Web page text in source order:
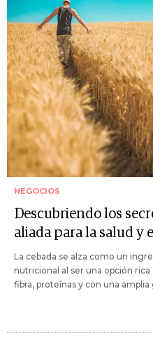
NEGOCIOS
Descubriendo los
aliada para la salud y
La cebada se alza como un
nutricional al ser una opción
fibra, proteínas y con una